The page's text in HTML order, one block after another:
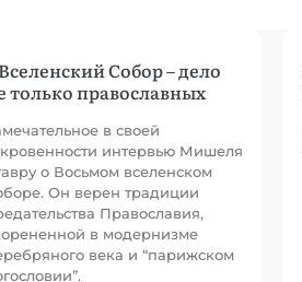
Собор – дело
только православных
в своей
интервью Мишеля
о Восьмом вселенском
Он верен традиции
Православия,
в модернизме
века и “парижском